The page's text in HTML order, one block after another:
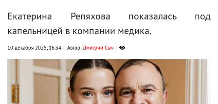
Екатерина Репяхова показалась под
капельницей в компании медика.
10 декабря 2025, 16:34 Автор:Дмитрий Сыч